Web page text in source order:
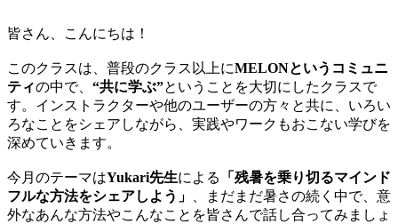
皆さん、こんにちは！
このクラスは、普段のクラス以上にMELONというコミュニ
ティの中で、 “共に学ぶ”ということを大切にしたクラスで
す。インストラクターや他のユーザーの方々と共に、いろい
ろなことをシェアしながら、実践やワークもおこない学びを
深めていきます。
今月のテーマはYukari先生による
「残暑を乗り切るマインド
フルな方法をシェアしよう」
、まだまだ暑さの続く中で、意
外なあんな方法やこんなことを皆さんで話し合ってみましょ